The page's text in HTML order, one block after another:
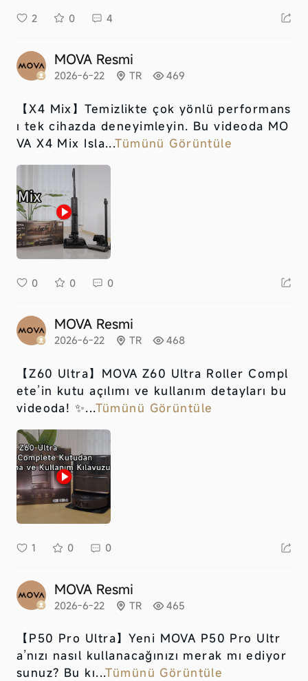
2 0 4
MOVA Resmi
2026-6-22 TR 469
【X4 Mix】Temizlikte çok yönlü performans
ı tek cihazda deneyimleyin. Bu videoda MO
VA X4 Mix Isla...Tümünü Görüntüle
0 0 0
MOVA Resmi
2026-6-22 TR 468
【Z60 Ultra】 MOVA Z60 Ultra Roller Compl
ete’in kutu açılımı ve kullanım detayları bu
videoda! ✨...Tümünü Görüntüle
1 0 0
MOVA Resmi
2026-6-22 TR 465
【P50 Pro Ultra】Yeni MOVA P50 Pro Ultr
a’nızı nasıl kullanacağınızı merak mı ediyor
sunuz? Bu kı...Tümünü Görüntüle